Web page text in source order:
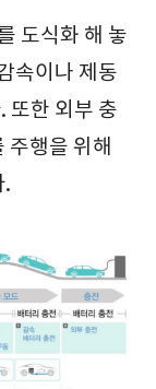
도식화 해 놓
속이나 제동
또한 외부 충
주행을 위해
.